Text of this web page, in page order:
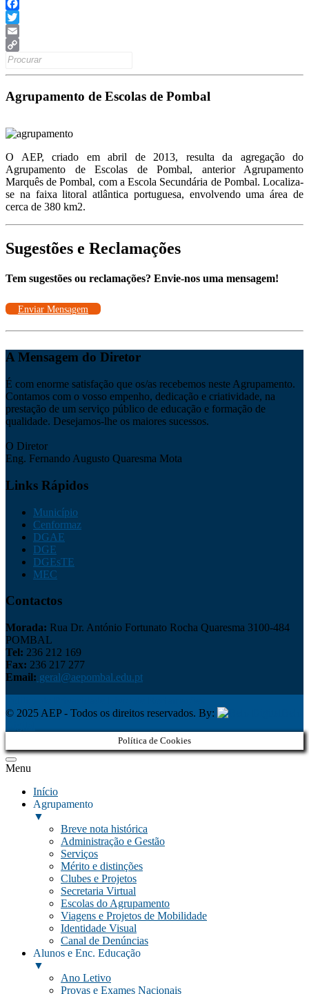
Facebook
Twitter
Email
Copy
Link
Search
Agrupamento de Escolas de Pombal
O AEP, criado em abril de 2013, resulta da agregação do
Agrupamento de Escolas de Pombal, anterior Agrupamento
Marquês de Pombal, com a Escola Secundária de Pombal. Localiza-
se na faixa litoral atlântica portuguesa, envolvendo uma área de
cerca de 380 km2.
Sugestões e Reclamações
Tem sugestões ou reclamações? Envie-nos uma mensagem!
Enviar Mensagem
A Mensagem do Diretor
É com enorme satisfação que os/as recebemos neste Agrupamento.
Contamos com o vosso empenho, dedicação e criatividade, na
prestação de um serviço público de educação e formação de
qualidade. Desejamos-lhe os maiores sucessos.
O Diretor
Eng. Fernando Augusto Quaresma Mota
Links Rápidos
Município
Cenformaz
DGAE
DGE
DGEsTE
MEC
Contactos
Morada: Rua Dr. António Fortunato Rocha Quaresma 3100-484
POMBAL
Tel: 236 212 169
Fax: 236 217 277
Email: geral@aepombal.edu.pt
© 2025 AEP - Todos os direitos reservados. By:
Política de Cookies
Menu
Início
Agrupamento
▼
Breve nota histórica
Administração e Gestão
Serviços
Mérito e distinções
Clubes e Projetos
Secretaria Virtual
Escolas do Agrupamento
Viagens e Projetos de Mobilidade
Identidade Visual
Canal de Denúncias
Alunos e Enc. Educação
▼
Ano Letivo
Provas e Exames Nacionais